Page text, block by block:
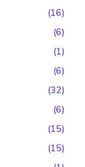
(16)
(6)
(1)
(6)
(32)
(6)
(15)
(15)